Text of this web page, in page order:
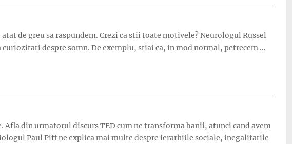
de greu sa raspundem. Crezi ca stii toate motivele? Neurologul Russel
despre somn. De exemplu, stiai ca, in mod normal, petrecem …
din urmatorul discurs TED cum ne transforma banii, atunci cand avem
Paul Piff ne explica mai multe despre ierarhiile sociale, inegalitatile